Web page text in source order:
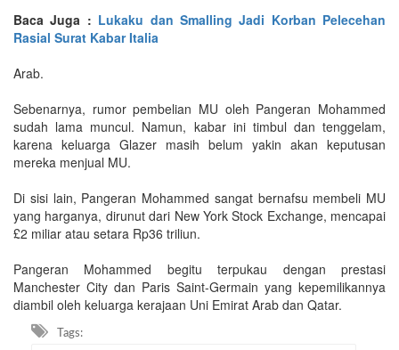
Baca Juga : Lukaku dan Smalling Jadi Korban Pelecehan
Rasial Surat Kabar Italia
Arab.
Sebenarnya, rumor pembelian MU oleh Pangeran Mohammed
sudah lama muncul. Namun, kabar ini timbul dan tenggelam,
karena keluarga Glazer masih belum yakin akan keputusan
mereka menjual MU.
Di sisi lain, Pangeran Mohammed sangat bernafsu membeli MU
yang harganya, dirunut dari New York Stock Exchange, mencapai
£2 miliar atau setara Rp36 triliun.
Pangeran Mohammed begitu terpukau dengan prestasi
Manchester City dan Paris Saint-Germain yang kepemilikannya
diambil oleh keluarga kerajaan Uni Emirat Arab dan Qatar.
Tags: